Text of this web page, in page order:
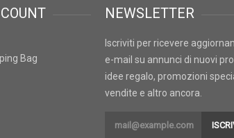
Bag
NEWSLETTER
Iscriviti per ricevere
e-mail su annunci di nuovi
idee regalo, promozioni
vendite e altro ancora.